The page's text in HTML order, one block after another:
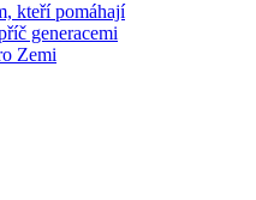
kteří pomáhají
generacemi
Zemi